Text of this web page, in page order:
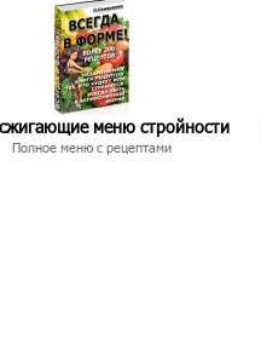
меню стройности
Полное меню с рецептами